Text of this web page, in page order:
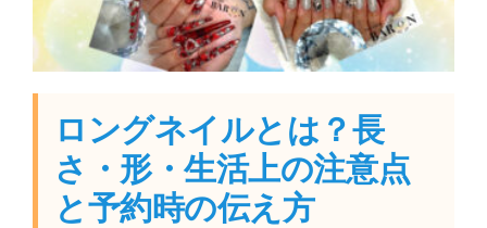
ロングネイルとは？長
さ・形・生活上の注意点
と予約時の伝え方